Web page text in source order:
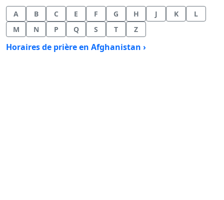
A B C E F G H J K
L
M
N P Q S T Z
Horaires de prière en Afghanistan ›